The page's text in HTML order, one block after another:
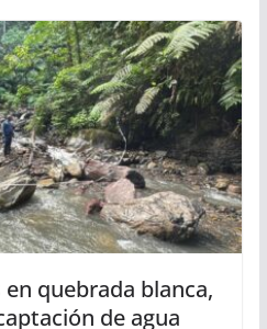
quebrada blanca,
de agua